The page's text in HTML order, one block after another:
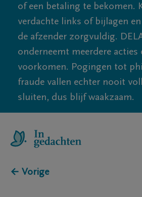
of een betaling te bekomen.
verdachte links of bijlagen
de afzender zorgvuldig.
onderneemt meerdere
voorkomen. Pogingen tot
fraude vallen echter nooit
sluiten, dus blijf waakzaam.
← Vorige